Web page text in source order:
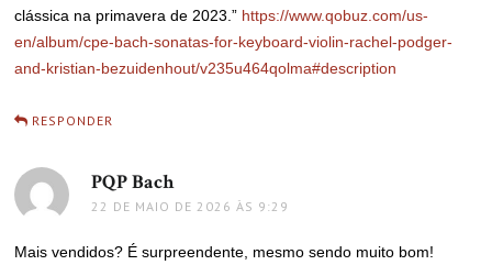
clássica na primavera de 2023.” https://www.qobuz.com/us-
en/album/cpe-bach-sonatas-for-keyboard-violin-rachel-podger-
and-kristian-bezuidenhout/v235u464qolma#description
RESPONDER
PQP Bachdisse:
22 DE MAIO DE 2026 ÀS 9:29
Mais vendidos? É surpreendente, mesmo sendo muito bom!